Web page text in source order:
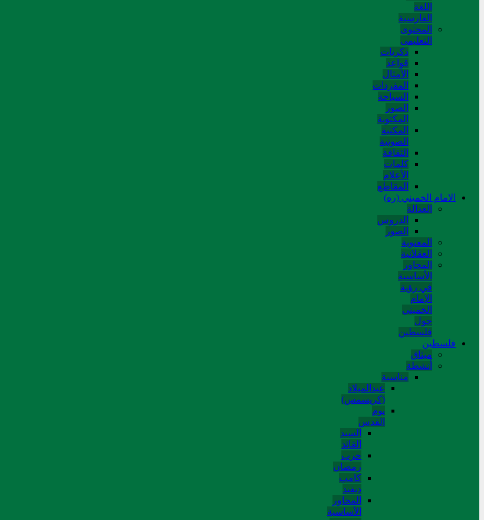
اللغة
الفارسیة
المحتوی
التعلیمی
ذکریات
قواعد
الأمثال
المفردات
السیاحة
الصور
المکتوبة
المکتبة
الصوتیة
الثقافة
کلمات
الأعلام
المقاطع
الامام الخميني (ره)
العدالة
الدروس
الصور
المعنوية
العقلانية
المحاور
الأساسیة
في رؤیة
الإمام
الخمیني
حول
فلسطین
فلسطین
میثاق
أنشطة
مناسبة
عیدالمیلاد
(کریسمس)
یوم
القدس
السید
القائد
حرب
رمضان
کامب
دیفید
المحاور
الأساسية